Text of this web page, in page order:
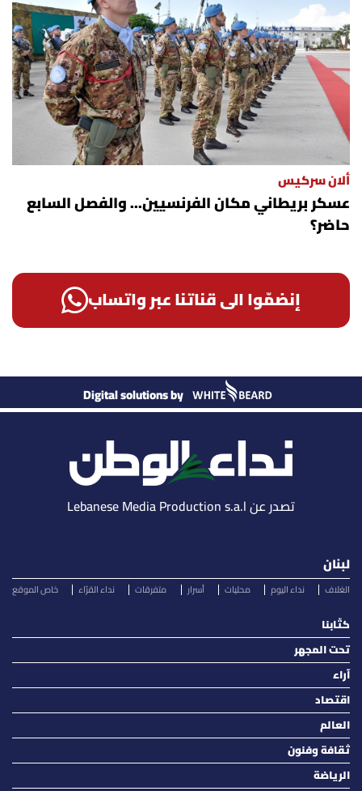
ألان سركيس
عسكر بريطاني مكان الفرنسيين... والفصل السابع
حاضر؟
إنضمّوا الى قناتنا عبر واتساب
Digital solutions by
تصدر عن Lebanese Media Production s.a.l
لبنان
الغلاف نداء اليوم محليات أسرار متفرقات نداء القرّاء خاص الموقع
كتّابنا
تحت المجهر
آراء
اقتصاد
العالم
ثقافة وفنون
الرياضة